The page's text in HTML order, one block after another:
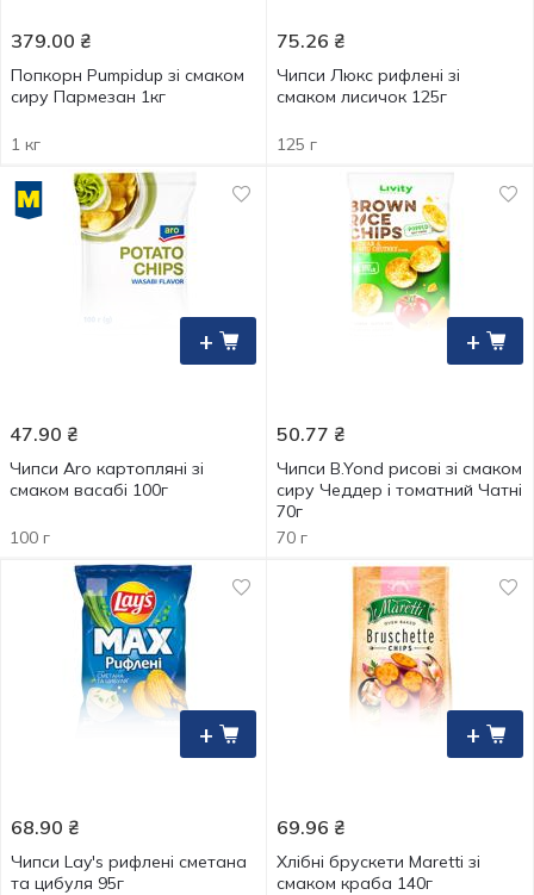
379.00 ₴
Попкорн Pumpidup зі смаком
сиру Пармезан 1кг
1 кг
75.26 ₴
Чипси Люкc рифлені зі
смаком лисичок 125г
125 г
+
47.90 ₴
Чипси Aro картопляні зі
смаком васабі 100г
100 г
+
50.77 ₴
Чипси B.Yond рисові зі смаком
сиру Чеддер і томатний Чатні
70г
70 г
+
68.90 ₴
Чипси Lay's рифлені сметана
та цибуля 95г
+
69.96 ₴
Хлібні брускети Maretti зі
смаком краба 140г